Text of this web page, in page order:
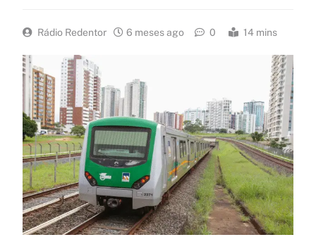
Rádio Redentor 6 meses ago 0 14 mins